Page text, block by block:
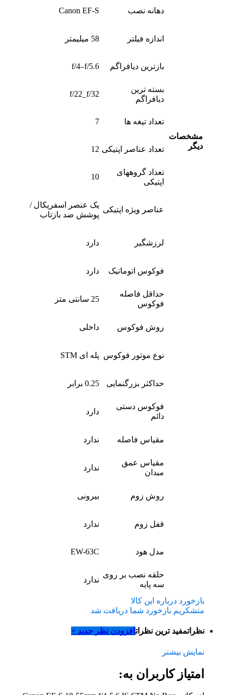
مشخصات
دیگر
دهانه نصب Canon EF-S
اندازه فیلتر 58 میلیمتر
بازترین دیافراگم f/4–f/5.6
بسته ترین
دیافراگم
f/22_f/32
تعداد تیغه ها 7
تعداد عناصر اپتیکی 12
تعداد گروههای
اپتیکی
10
عناصر ویژه اپتیکی
یک عنصر اسفریکال /
پوشش ضد بازتاب
لرزشگیر دارد
فوکوس اتوماتیک دارد
حداقل فاصله
فوکوس
25 سانتی متر
روش فوکوس داخلی
نوع موتور فوکوس پله ای STM
حداکثر بزرگنمایی 0.25 برابر
فوکوس دستی
دائم
دارد
مقیاس فاصله ندارد
مقیاس عمق
میدان
ندارد
روش زوم بیرونی
قفل زوم ندارد
مدل هود EW-63C
حلقه نصب بر روی
سه پایه
ندارد
بازخورد درباره این کالا
متشکریم بازخورد شما دریافت شد
نظراتمفید ترین نظراتافزودن نظر جدید +
نمایش بیشتر
امتیاز کاربران به: